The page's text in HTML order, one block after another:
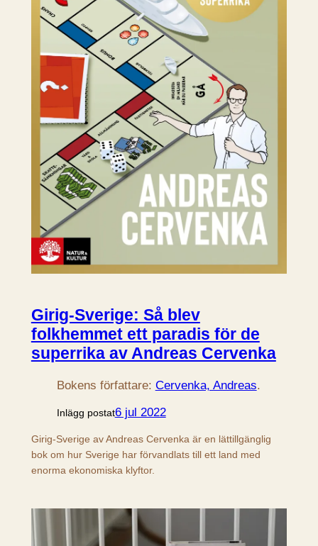
Girig-Sverige: Så blev
folkhemmet ett paradis för de
superrika av Andreas Cervenka
Bokens författare: Cervenka, Andreas.
Inlägg postat6 jul 2022
Girig-Sverige av Andreas Cervenka är en lättillgänglig
bok om hur Sverige har förvandlats till ett land med
enorma ekonomiska klyftor.